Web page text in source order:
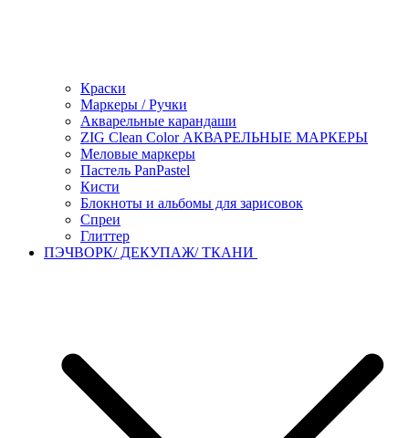
Краски
Маркеры / Ручки
Акварельные карандаши
ZIG Clean Color АКВАРЕЛЬНЫЕ МАРКЕРЫ
Меловые маркеры
Пастель PanPastel
Кисти
Блокноты и альбомы для зарисовок
Спреи
Глиттер
ПЭЧВОРК/ ДЕКУПАЖ/ ТКАНИ